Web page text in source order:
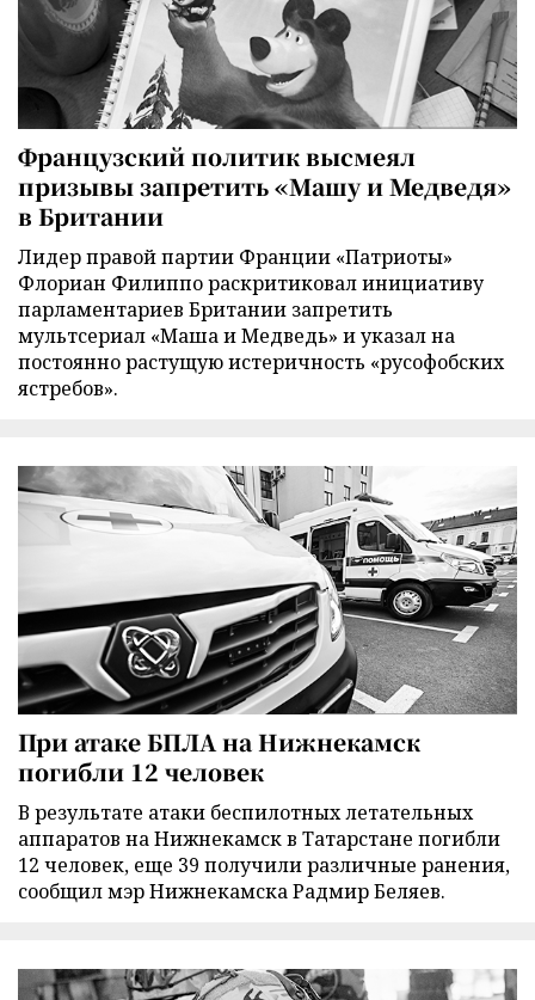
Французский политик высмеял
призывы запретить «Машу и Медведя»
в Британии
Лидер правой партии Франции «Патриоты»
Флориан Филиппо раскритиковал инициативу
парламентариев Британии запретить
мультсериал «Маша и Медведь» и указал на
постоянно растущую истеричность «русофобских
ястребов».
При атаке БПЛА на Нижнекамск
погибли 12 человек
В результате атаки беспилотных летательных
аппаратов на Нижнекамск в Татарстане погибли
12 человек, еще 39 получили различные ранения,
сообщил мэр Нижнекамска Радмир Беляев.